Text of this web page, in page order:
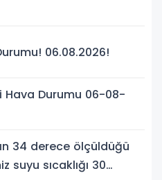
06.08.2026!
Hava Durumu 06-08-
34 derece ölçüldüğü
suyu sıcaklığı 30